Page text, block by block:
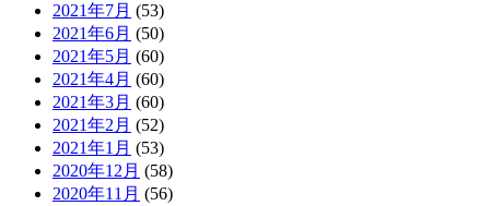
2021年7月 (53)
2021年6月 (50)
2021年5月 (60)
2021年4月 (60)
2021年3月 (60)
2021年2月 (52)
2021年1月 (53)
2020年12月 (58)
2020年11月 (56)